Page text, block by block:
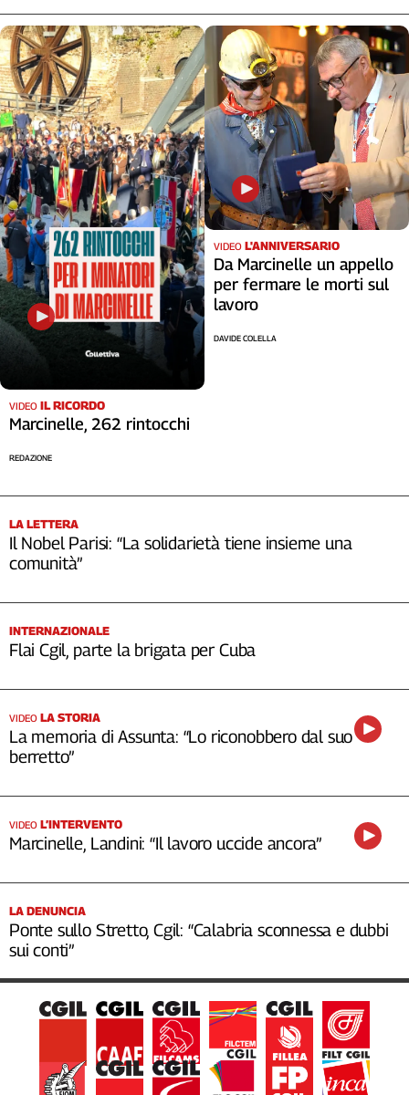
VIDEO IL RICORDO
Marcinelle, 262 rintocchi
REDAZIONE
VIDEO L'ANNIVERSARIO
Da Marcinelle un appello
per fermare le morti sul
lavoro
DAVIDE COLELLA
LA LETTERA
Il Nobel Parisi: “La solidarietà tiene insieme una
comunità”
INTERNAZIONALE
Flai Cgil, parte la brigata per Cuba
VIDEO LA STORIA
La memoria di Assunta: “Lo riconobbero dal suo
berretto”
VIDEO L’INTERVENTO
Marcinelle, Landini: “Il lavoro uccide ancora”
LA DENUNCIA
Ponte sullo Stretto, Cgil: “Calabria sconnessa e dubbi
sui conti”